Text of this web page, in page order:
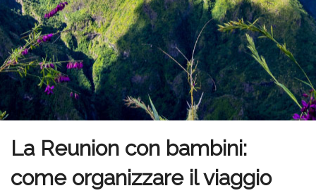
La Reunion con bambini:
come organizzare il viaggio